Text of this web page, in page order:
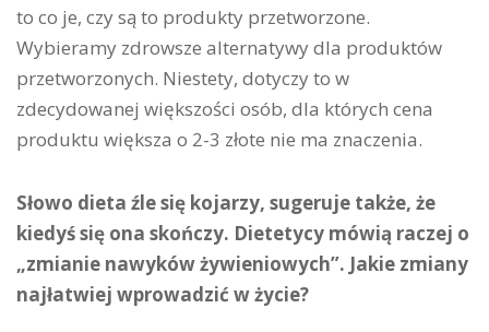
to co je, czy są to produkty przetworzone.
Wybieramy zdrowsze alternatywy dla produktów
przetworzonych. Niestety, dotyczy to w
zdecydowanej większości osób, dla których cena
produktu większa o 2-3 złote nie ma znaczenia.
Słowo dieta źle się kojarzy, sugeruje także, że
kiedyś się ona skończy. Dietetycy mówią raczej o
„zmianie nawyków żywieniowych”. Jakie zmiany
najłatwiej wprowadzić w życie?